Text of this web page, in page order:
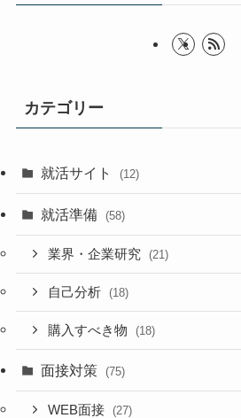
カテゴリー
就活サイト (12)
就活準備 (58)
業界・企業研究 (21)
自己分析 (18)
購入すべき物 (18)
面接対策 (75)
WEB面接 (27)